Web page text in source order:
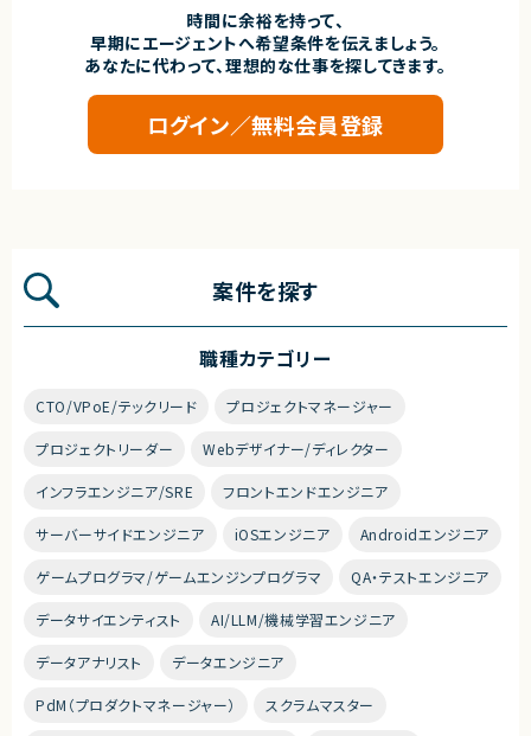
時間に余裕を持って、
早期にエージェントへ希望条件を伝えましょう。
あなたに代わって、理想的な仕事を探してきます。
ログイン／無料会員登録
案件を探す
職種カテゴリー
CTO/VPoE/テックリード プロジェクトマネージャー
プロジェクトリーダー Webデザイナー/ディレクター
インフラエンジニア/SRE フロントエンドエンジニア
サーバーサイドエンジニア iOSエンジニア Androidエンジニア
ゲームプログラマ/ゲームエンジンプログラマ QA・テストエンジニア
データサイエンティスト AI/LLM/機械学習エンジニア
データアナリスト データエンジニア
PdM（プロダクトマネージャー） スクラムマスター